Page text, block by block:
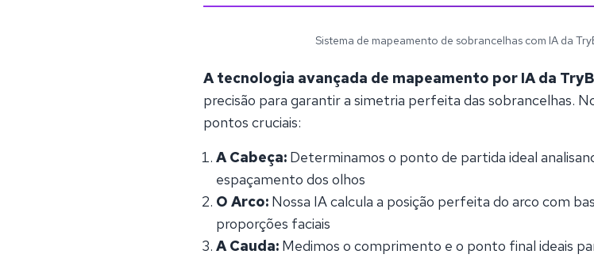
Sistema de mapeamento de sobrancelhas com IA da
A tecnologia avançada de mapeamento por IA da
precisão para garantir a simetria perfeita das sobrancelhas.
pontos cruciais:
A Cabeça: Determinamos o ponto de partida ideal
espaçamento dos olhos
O Arco: Nossa IA calcula a posição perfeita do arco com
proporções faciais
A Cauda: Medimos o comprimento e o ponto final ideais